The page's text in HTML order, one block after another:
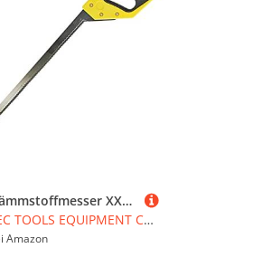
BAUTEC Dämmstoffmesser XXL 900 mm Klinge aus Federstahl » gezahnter Wellenschliff » Soft-Grip » Isoliermesser extra lang für Rollenware, Mineralwolle, Glaswolle, Klemmfilz
EQUIPMENT CONSTRUCTION
Amazon